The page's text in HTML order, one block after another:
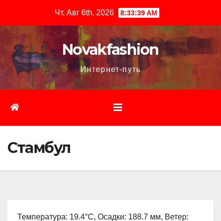
содержимому
Чт. Авг 6th, 2026 8:33:40 AM
Novakfashion
Интернет-путь
Стамбул
Температура: 19.4°C, Осадки: 188.7 мм, Ветер: